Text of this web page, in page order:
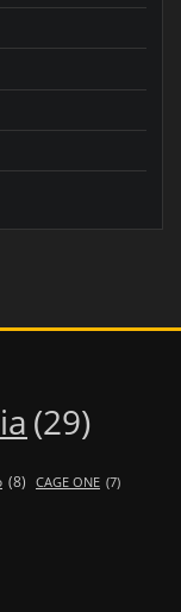
(29)
(8) CAGE ONE (7)